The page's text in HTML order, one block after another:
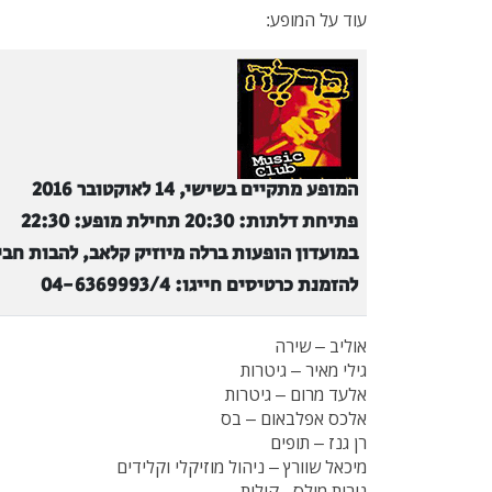
עוד על המופע:
המופע מתקיים בשישי, 14 לאוקטובר 2016
פתיחת דלתות: 20:30 תחילת מופע: 22:30
במועדון הופעות ברלה מיוזיק קלאב, להבות
להזמנת כרטיסים חייגו: 04-6369993/4
אוליב – שירה
גילי מאיר – גיטרות
אלעד מרום – גיטרות
אלכס אפלבאום – בס
רן גנז – תופים
מיכאל שוורץ – ניהול מוזיקלי וקלידים